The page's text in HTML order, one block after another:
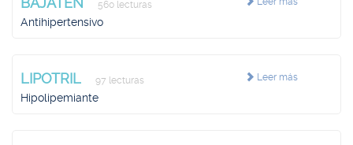
560 lecturas
Antihipertensivo
Leer más
LIPOTRIL 97 lecturas
Hipolipemiante